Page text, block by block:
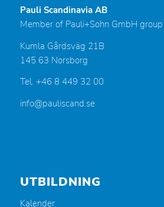
Pauli Scandinavia AB
Member of Pauli+Sohn GmbH group
Kumla Gårdsväg 21B
145 63 Norsborg
Tel. +46 8 449 32 00
info@pauliscand.se
UTBILDNING
Kalender